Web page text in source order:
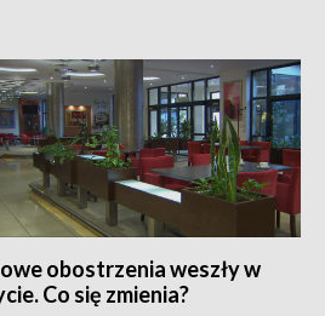
obostrzenia weszły w
Co się zmienia?